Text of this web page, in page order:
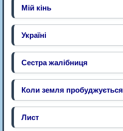
Мій кінь
Україні
Сестра жалібниця
Коли земля пробуджується
Лист